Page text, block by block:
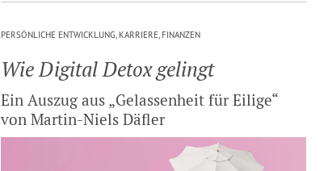
Wie Digital Detox gelingt
Ein Auszug aus „Gelas­sen­heit für Eilige“
von Martin-Niels Däfler
PERSÖNLICHE ENTWICKLUNG, KARRIERE, FINANZEN